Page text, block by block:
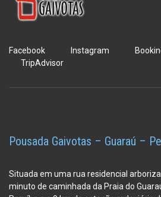
Facebook Instagram
TripAdvisor
Pousada Gaivotas – Guaraú –
Situada em uma rua residencial
minuto de caminhada da Praia do